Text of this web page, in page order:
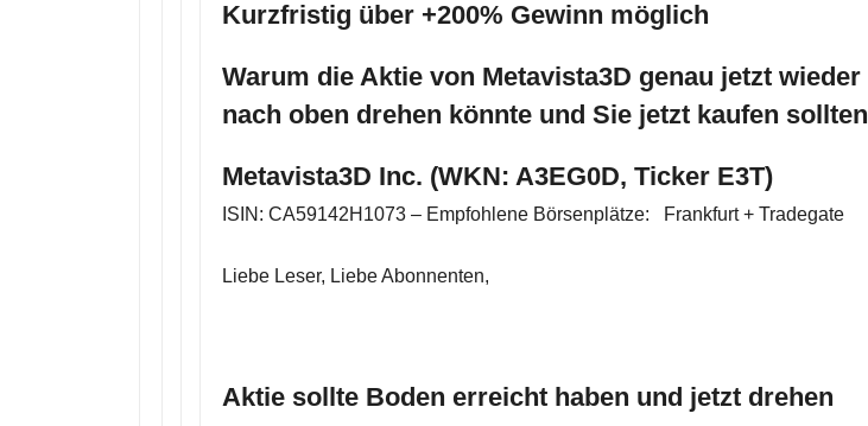
Kurzfristig über +200% Gewinn möglich
Warum die Aktie von Metavista3D genau jetzt wieder
nach oben drehen könnte und Sie jetzt kaufen sollten
Metavista3D Inc. (WKN: A3EG0D, Ticker E3T)
ISIN: CA59142H1073 – Empfohlene Börsenplätze: Frankfurt + Tradegate
Liebe Leser, Liebe Abonnenten,
Aktie sollte Boden erreicht haben und jetzt drehen